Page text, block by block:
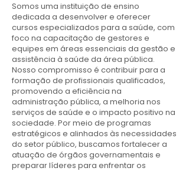
Somos uma instituição de ensino
dedicada a desenvolver e oferecer
cursos especializados para a saúde, com
foco na capacitação de gestores e
equipes em áreas essenciais da gestão e
assistência à saúde da área pública.
Nosso compromisso é contribuir para a
formação de profissionais qualificados,
promovendo a eficiência na
administração pública, a melhoria nos
serviços de saúde e o impacto positivo na
sociedade. Por meio de programas
estratégicos e alinhados às necessidades
do setor público, buscamos fortalecer a
atuação de órgãos governamentais e
preparar líderes para enfrentar os